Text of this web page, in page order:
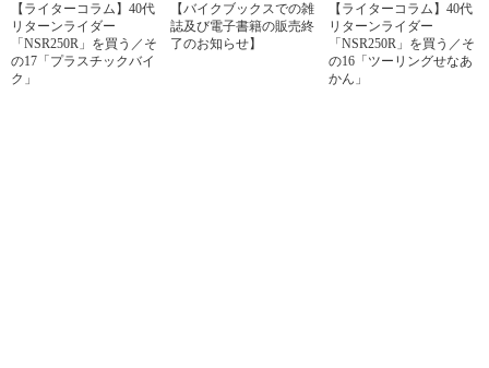
【ライターコラム】40代
リターンライダー
「NSR250R」を買う／そ
の17「プラスチックバイ
ク」
【バイクブックスでの雑
誌及び電子書籍の販売終
了のお知らせ】
【ライターコラム】40代
リターンライダー
「NSR250R」を買う／そ
の16「ツーリングせなあ
かん」